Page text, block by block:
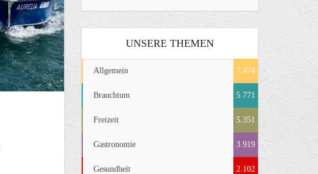
UNSERE THEMEN
Allgemein 7.474
Brauchtum 5.771
Freizeit 5.351
Gastronomie 3.919
Gesundheit 2.102